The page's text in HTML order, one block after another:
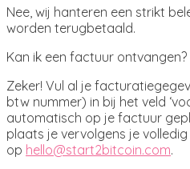
Nee, wij hanteren een strikt
worden terugbetaald.
Kan ik een factuur ontvangen?
Zeker! Vul al je
btw nummer) in bij het veld
automatisch op je factuur
plaats je vervolgens je
op hello@start2bitcoin.com.